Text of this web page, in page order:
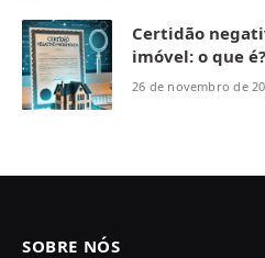
Certidão
imóvel: o que é?
26 de novembro de
SOBRE NÓS